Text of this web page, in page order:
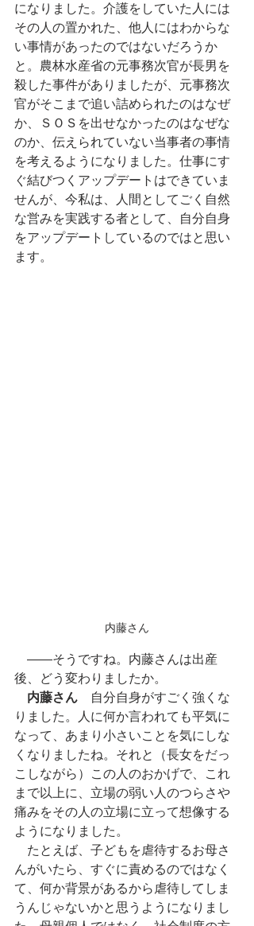
になりました。介護をしていた人には
その人の置かれた、他人にはわからな
い事情があったのではないだろうか
と。農林水産省の元事務次官が長男を
殺した事件がありましたが、元事務次
官がそこまで追い詰められたのはなぜ
か、ＳＯＳを出せなかったのはなぜな
のか、伝えられていない当事者の事情
を考えるようになりました。仕事にす
ぐ結びつくアップデートはできていま
せんが、今私は、人間としてごく自然
な営みを実践する者として、自分自身
をアップデートしているのではと思い
ます。
内藤さん
――そうですね。内藤さんは出産
後、どう変わりましたか。
内藤さん 自分自身がすごく強くな
りました。人に何か言われても平気に
なって、あまり小さいことを気にしな
くなりましたね。それと（長女をだっ
こしながら）この人のおかげで、これ
まで以上に、立場の弱い人のつらさや
痛みをその人の立場に立って想像する
ようになりました。
たとえば、子どもを虐待するお母さ
んがいたら、すぐに責めるのではなく
て、何か背景があるから虐待してしま
うんじゃないかと思うようになりまし